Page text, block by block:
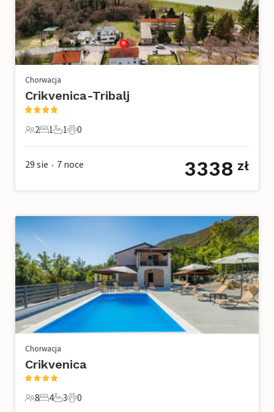
Chorwacja
Crikvenica-Tribalj
2 Goście
2
1 Sypialnia
1
1 Łazienka
1
0 Zwierzęta domowe
0
29 sie • 7 noce 3338 zł
Chorwacja
Crikvenica
8 Goście
8
4 Sypialnie
4
3 Łazienki
3
0 Zwierzęta domowe
0